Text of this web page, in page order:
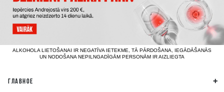
ALKOHOLA LIETOŠANAI IR NEGATĪVA IETEKME, TĀ PĀRDOŠANA, IEGĀDĀŠANĀS
UN NODOŠANA NEPILNGADĪGĀM PERSONĀM IR AIZLIEGTA
ГЛАВНОЕ